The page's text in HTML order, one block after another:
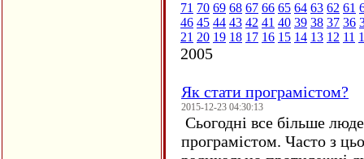
71 70 69 68 67 66 65 64 63 62 61
46 45 44 43 42 41 40 39 38 37 36
21 20 19 18 17 16 15 14 13 12 11
2005
Як стати програмістом?
2015-12-23 04:30:13
Сьогодні все більше
програмістом. Часто з